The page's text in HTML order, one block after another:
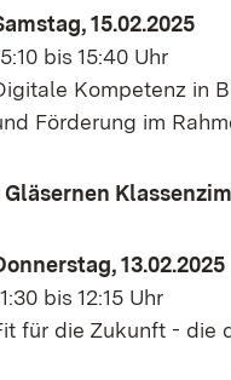
15.02.2025
bis 15:40 Uhr
Kompetenz in B
Förderung im
Gläsernen
13.02.2025
bis 12:15 Uhr
für die Zukunft - die